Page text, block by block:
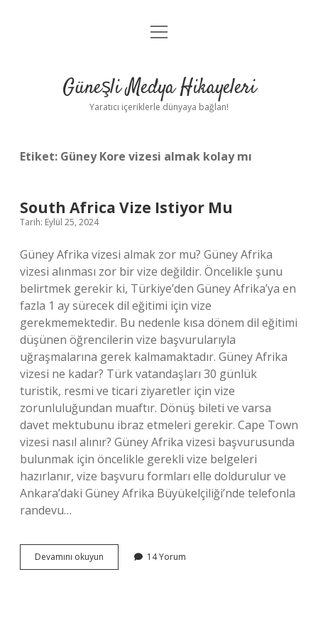
Anasayfa
Yasal Uyarı
menüyü
Güneşli Medya Hikayeleri
Yaratıcı içeriklerle dünyaya bağlan!
Etiket: Güney Kore vizesi almak kolay mı
South Africa Vize Istiyor Mu
Tarih: Eylül 25, 2024
Güney Afrika vizesi almak zor mu? Güney Afrika
vizesi alınması zor bir vize değildir. Öncelikle şunu
belirtmek gerekir ki, Türkiye’den Güney Afrika’ya en
fazla 1 ay sürecek dil eğitimi için vize
gerekmemektedir. Bu nedenle kısa dönem dil eğitimi
düşünen öğrencilerin vize başvurularıyla
uğraşmalarına gerek kalmamaktadır. Güney Afrika
vizesi ne kadar? Türk vatandaşları 30 günlük
turistik, resmi ve ticari ziyaretler için vize
zorunluluğundan muaftır. Dönüş bileti ve varsa
davet mektubunu ibraz etmeleri gerekir. Cape Town
vizesi nasıl alınır? Güney Afrika vizesi başvurusunda
bulunmak için öncelikle gerekli vize belgeleri
hazırlanır, vize başvuru formları elle doldurulur ve
Ankara’daki Güney Afrika Büyükelçiliği’nde telefonla
randevu…
Devamını okuyun
Africa
14 Yorum